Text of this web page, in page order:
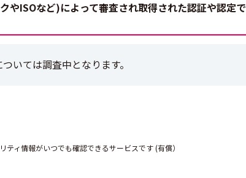
やISOなど)によって審査され取得された認証や認定で
いては調査中となります。
ィ情報がいつでも確認できるサービスです (有償）